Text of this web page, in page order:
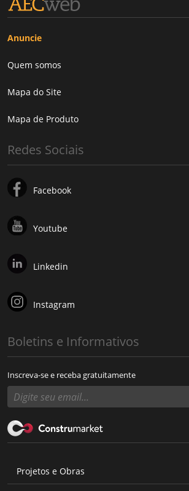
Anuncie
Quem somos
Mapa do Site
Mapa de Produto
Redes Sociais
Facebook
Youtube
Linkedin
Instagram
Boletins e Informativos
Inscreva-se e receba gratuitamente
Projetos e Obras